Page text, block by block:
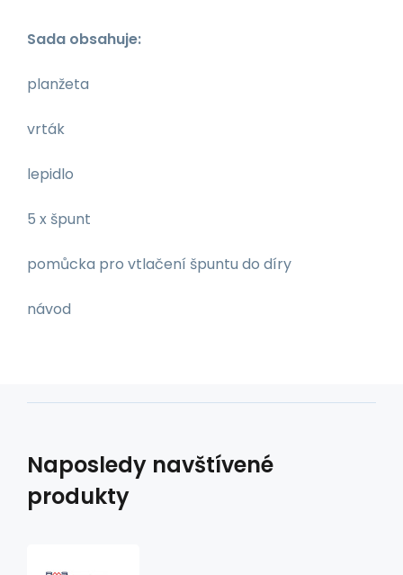
Sada obsahuje:
planžeta
vrták
lepidlo
5 x špunt
pomůcka pro vtlačení špuntu do díry
návod
Naposledy navštívené
produkty